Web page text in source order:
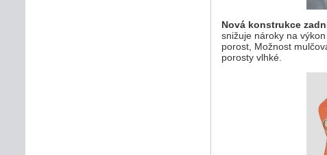
Nová konstrukce
snižuje nároky na
porost, Možnost
porosty vlhké.